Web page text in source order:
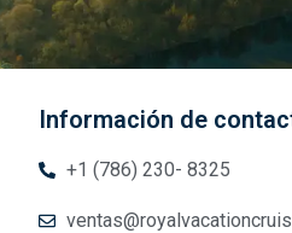
Información de
+1 (786) 230- 8325